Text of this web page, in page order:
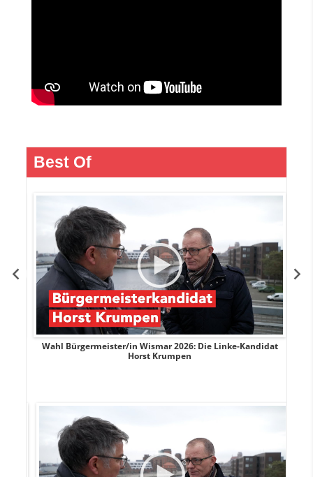
Best Of
Wahl Bürgermeister/in Wismar 2026: Die Linke-Kandidat
Horst Krumpen